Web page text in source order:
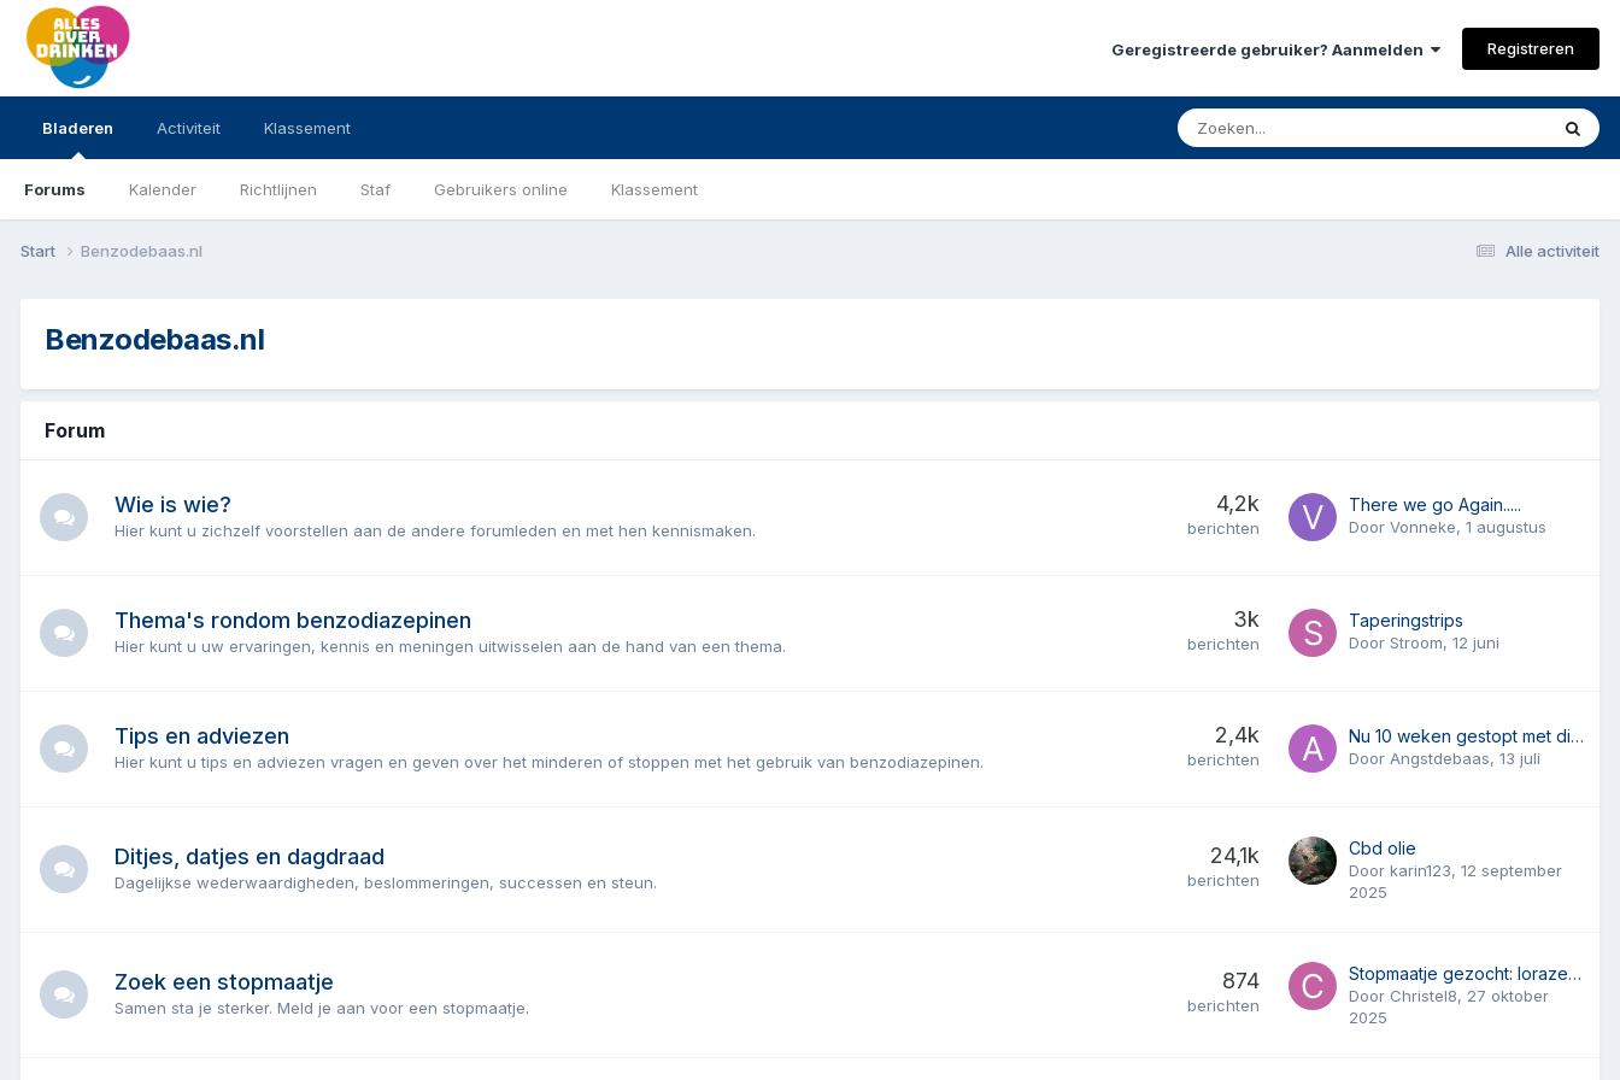
Geregistreerde gebruiker? Aanmelden Registreren
Bladeren
Forums Kalender Richtlijnen Staf Gebruikers online Klassement
Activiteit Klassement
Alle activiteit
Start Benzodebaas.nl
Benzodebaas.nl
Forum
Wie is wie?
Hier kunt u zichzelf voorstellen aan de andere forumleden en met hen kennismaken.
4,2k
berichten
There we go Again.....
Door Vonneke, 1 augustus
Thema's rondom benzodiazepinen
Hier kunt u uw ervaringen, kennis en meningen uitwisselen aan de hand van een thema.
3k
berichten
Taperingstrips
Door Stroom, 12 juni
Tips en adviezen
Hier kunt u tips en adviezen vragen en geven over het minderen of stoppen met het gebruik van benzodiazepinen.
2,4k
berichten
Nu 10 weken gestopt met diazepam en angstig
Door Angstdebaas, 13 juli
Ditjes, datjes en dagdraad
Dagelijkse wederwaardigheden, beslommeringen, successen en steun.
24,1k
berichten
Cbd olie
Door karin123, 12 september
2025
Zoek een stopmaatje
Samen sta je sterker. Meld je aan voor een stopmaatje.
874
berichten
Stopmaatje gezocht: lorazepam—> diazepam afbouw
Door Christel8, 27 oktober
2025